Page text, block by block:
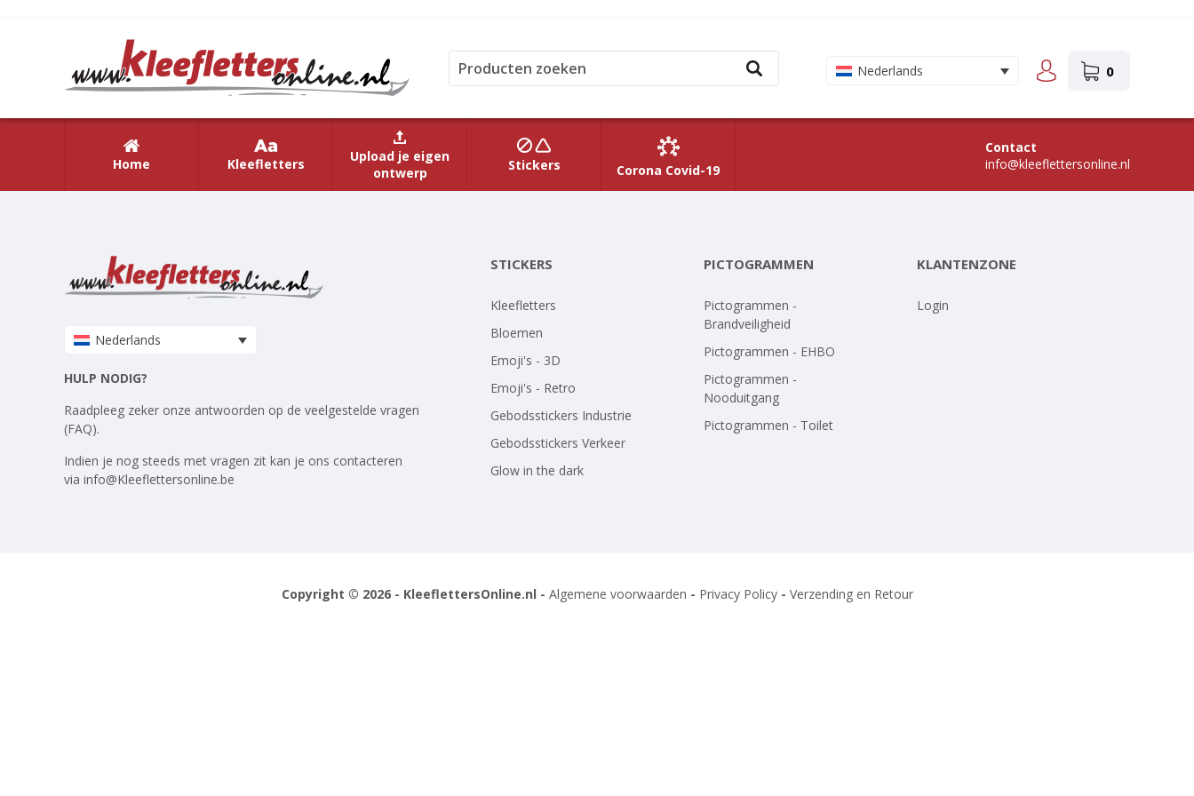
Nederlands 0
Home Kleefletters
Upload je eigen
ontwerp
Stickers Corona Covid-19
Contact
info@kleeflettersonline.nl
Nederlands
HULP NODIG?
Raadpleeg zeker onze antwoorden op de veelgestelde vragen
(FAQ).
Indien je nog steeds met vragen zit kan je ons contacteren
via info@Kleeflettersonline.be
STICKERS
Kleefletters
Bloemen
Emoji's - 3D
Emoji's - Retro
Gebodsstickers Industrie
Gebodsstickers Verkeer
Glow in the dark
PICTOGRAMMEN
Pictogrammen -
Brandveiligheid
Pictogrammen - EHBO
Pictogrammen -
Nooduitgang
Pictogrammen - Toilet
KLANTENZONE
Login
Copyright © 2026 - KleeflettersOnline.nl - Algemene voorwaarden - Privacy Policy- Verzending en Retour